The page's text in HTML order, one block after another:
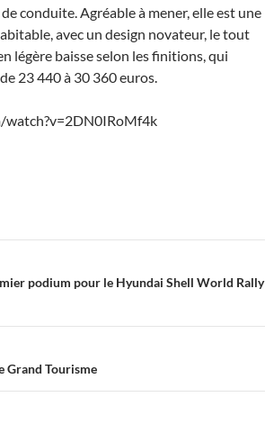
conduite. Agréable à mener, elle est une
avec un design novateur, le tout
légère baisse selon les finitions, qui
23 440 à 30 360 euros.
podium pour le Hyundai Shell World Rally
Grand Tourisme